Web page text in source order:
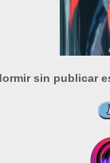
sin publicar